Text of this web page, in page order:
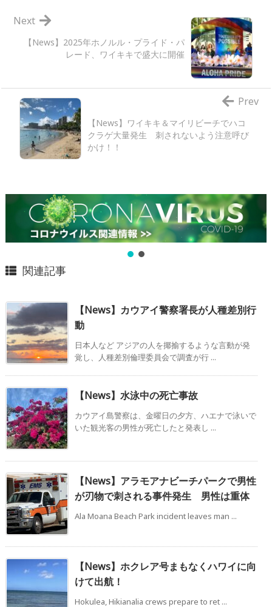
【News】2025年ホノルル・プライド・パ
レード、ワイキキで盛大に開催
Next
【News】ワイキキ＆マイリビーチでハコ
クラゲ大量発生 刺されないよう注意呼び
かけ！！
Prev
関連記事
【News】カウアイ警察署長が人種差別行
動
日本人など アジアの人を揶揄するような言動が発
覚し、人種差別倫理委員会で調査が行 ...
【News】水泳中の死亡事故
カウアイ島警察は、金曜日の夕方、ハエナで泳いで
いた観光客の男性が死亡したと発表し ...
【News】アラモアナビーチパークで男性
が刃物で刺される事件発生 男性は重体
Ala Moana Beach Park incident leaves man ...
【News】ホクレア号まもなくハワイに向
けて出航！
Hokulea, Hikianalia crews prepare to ret ...